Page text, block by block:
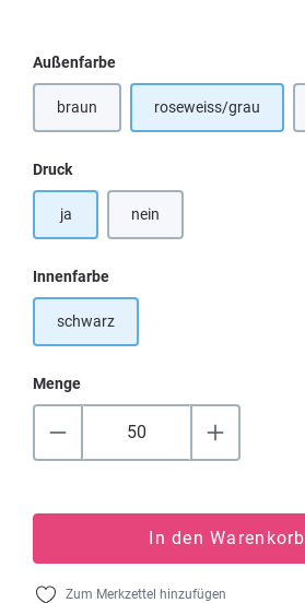
Außenfarbeauswählen
braun roseweiss/grau
Druckauswählen
ja nein
Innenfarbeauswählen
schwarz
Menge
In den Warenkorb
Zum Merkzettel hinzufügen